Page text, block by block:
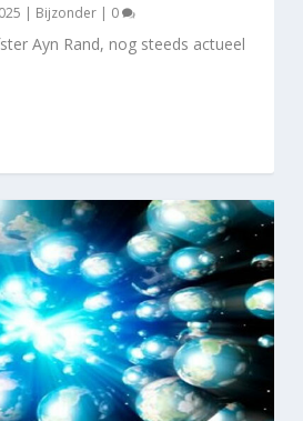
| Bijzonder | 0
Ayn Rand, nog steeds actueel